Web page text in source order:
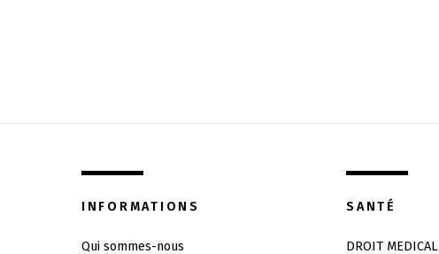
INFORMATIONS
Qui sommes-nous
SANTÉ
DROIT MEDICAL